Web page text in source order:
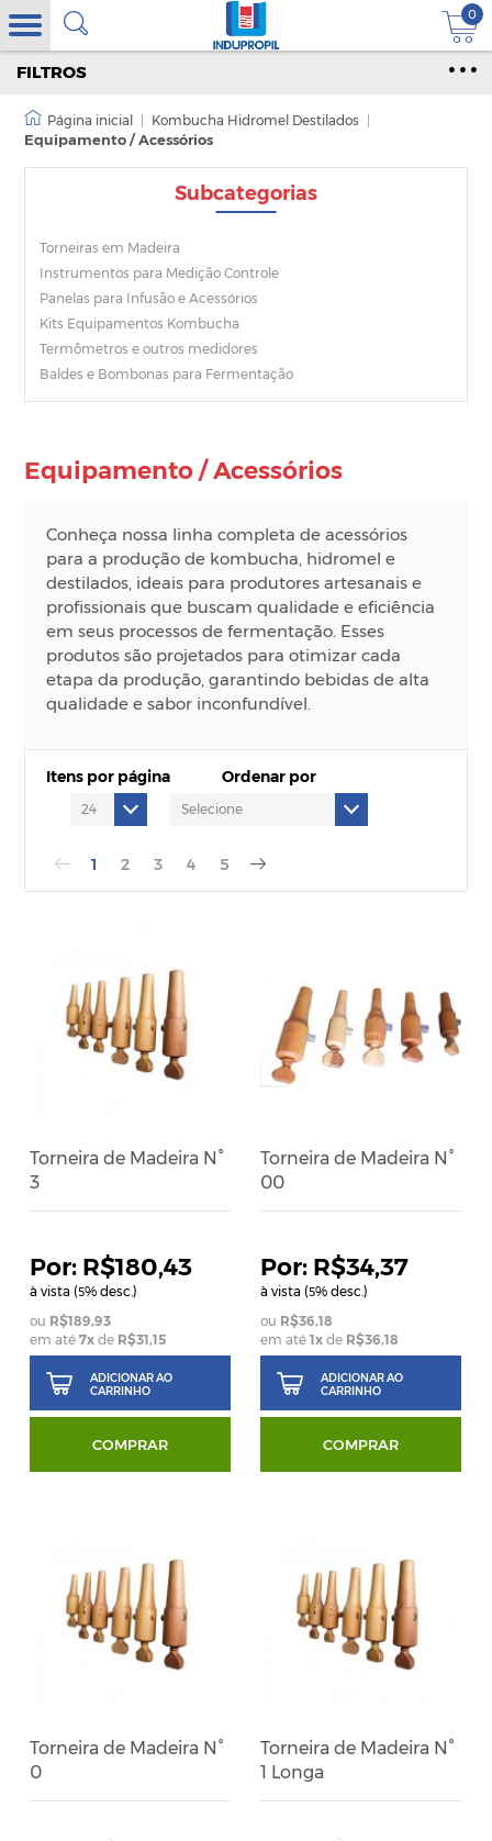
0
Kombucha Hidromel Destilados
Equipamento / Acessórios
Subcategorias
Torneiras em Madeira
Instrumentos para Medição Controle
Panelas para Infusão e Acessórios
Kits Equipamentos Kombucha
Termômetros e outros medidores
Baldes e Bombonas para Fermentação
FILTROS
Equipamento / Acessórios
Conheça nossa linha completa de acessórios
para a produção de kombucha, hidromel e
destilados, ideais para produtores artesanais e
profissionais que buscam qualidade e eficiência
em seus processos de fermentação. Esses
produtos são projetados para otimizar cada
etapa da produção, garantindo bebidas de alta
qualidade e sabor inconfundível.
Itens por página Ordenar por
1 2 3 4 5
Torneira de Madeira N°
3
R$180,43
à vista (5% desc.)
R$189,93
em até7x de R$31,15
ADICIONAR AO
CARRINHO
COMPRAR
Torneira de Madeira N°
00
R$34,37
à vista (5% desc.)
R$36,18
em até 1xde R$36,18
ADICIONAR AO
CARRINHO
COMPRAR
Torneira de Madeira N°
0
Torneira de Madeira N°
1 Longa